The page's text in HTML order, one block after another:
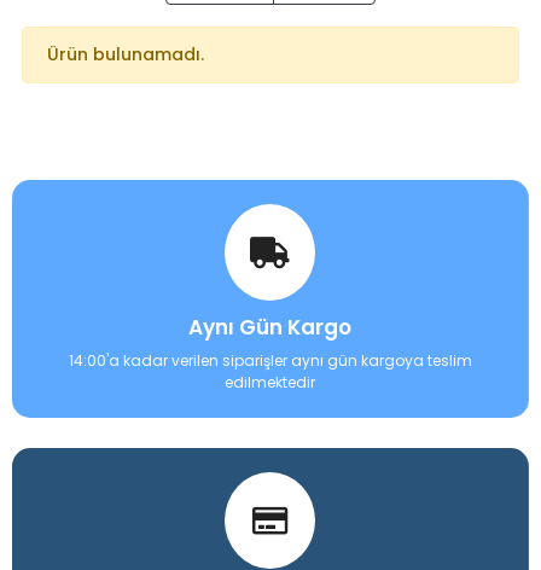
Ürün bulunamadı.
Aynı Gün Kargo
14:00'a kadar verilen siparişler aynı gün kargoya teslim
edilmektedir